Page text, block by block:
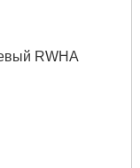
RWHA